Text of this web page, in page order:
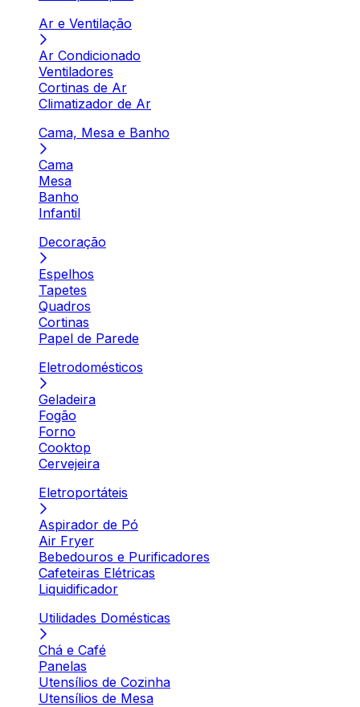
Ar e Ventilação
Ar Condicionado
Ventiladores
Cortinas de Ar
Climatizador de Ar
Cama, Mesa e Banho
Cama
Mesa
Banho
Infantil
Decoração
Espelhos
Tapetes
Quadros
Cortinas
Papel de Parede
Eletrodomésticos
Geladeira
Fogão
Forno
Cooktop
Cervejeira
Eletroportáteis
Aspirador de Pó
Air Fryer
Bebedouros e Purificadores
Cafeteiras Elétricas
Liquidificador
Utilidades Domésticas
Chá e Café
Panelas
Utensílios de Cozinha
Utensílios de Mesa